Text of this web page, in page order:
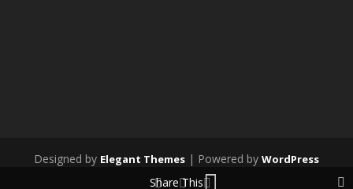
Designed by Elegant Themes | Powered by WordPress
Share This